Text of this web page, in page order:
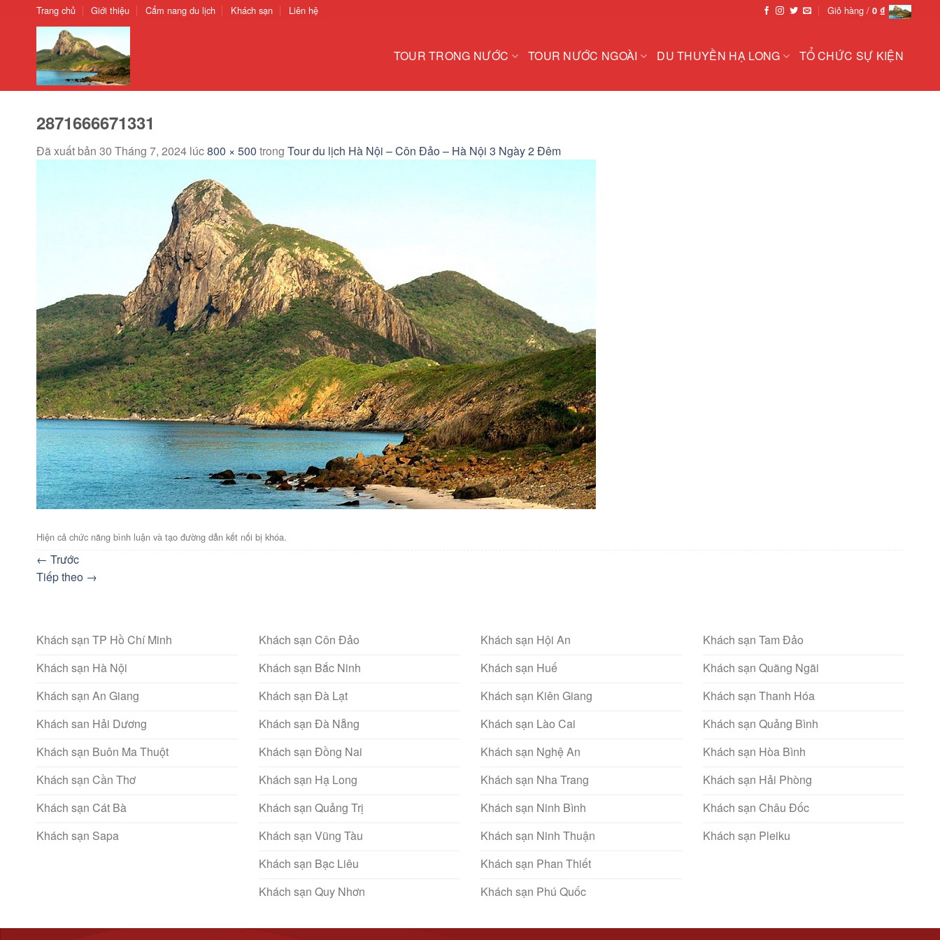
ChuyểnTrang chủ Giới thiệu Cẩm nang du lịch Khách sạn Liên hệ Giỏ hàng / 0 ₫
TOUR TRONG NƯỚC TOUR NƯỚC NGOÀI DU THUYỀN HẠ LONG TỔ CHỨC SỰ KIỆN
2871666671331
Đã xuất bản 30 Tháng 7, 2024 lúc800 × 500 trong Tour du lịch Hà Nội – Côn Đảo – Hà Nội 3 Ngày 2 Đêm
Hiện cả chức năng bình luận và tạo đường dẫn kết nối bị khóa.
← Trước
Tiếp theo →
Khách sạn TP Hồ Chí Minh
Khách sạn Hà Nội
Khách sạn An Giang
Khách san Hải Dương
Khách sạn Buôn Ma Thuột
Khách sạn Cần Thơ
Khách sạn Cát Bà
Khách sạn Sapa
Khách sạn Côn Đảo
Khách sạn Bắc Ninh
Khách sạn Đà Lạt
Khách sạn Đà Nẵng
Khách sạn Đồng Nai
Khách sạn Hạ Long
Khách sạn Quảng Trị
Khách sạn Vũng Tàu
Khách sạn Bạc Liêu
Khách sạn Quy Nhơn
Khách sạn Hội An
Khách sạn Huế
Khách sạn Kiên Giang
Khách sạn Lào Cai
Khách sạn Nghệ An
Khách sạn Nha Trang
Khách sạn Ninh Bình
Khách sạn Ninh Thuận
Khách sạn Phan Thiết
Khách sạn Phú Quốc
Khách sạn Tam Đảo
Khách sạn Quãng Ngãi
Khách sạn Thanh Hóa
Khách sạn Quảng Bình
Khách sạn Hòa Bình
Khách sạn Hải Phòng
Khách sạn Châu Đốc
Khách sạn Pleiku